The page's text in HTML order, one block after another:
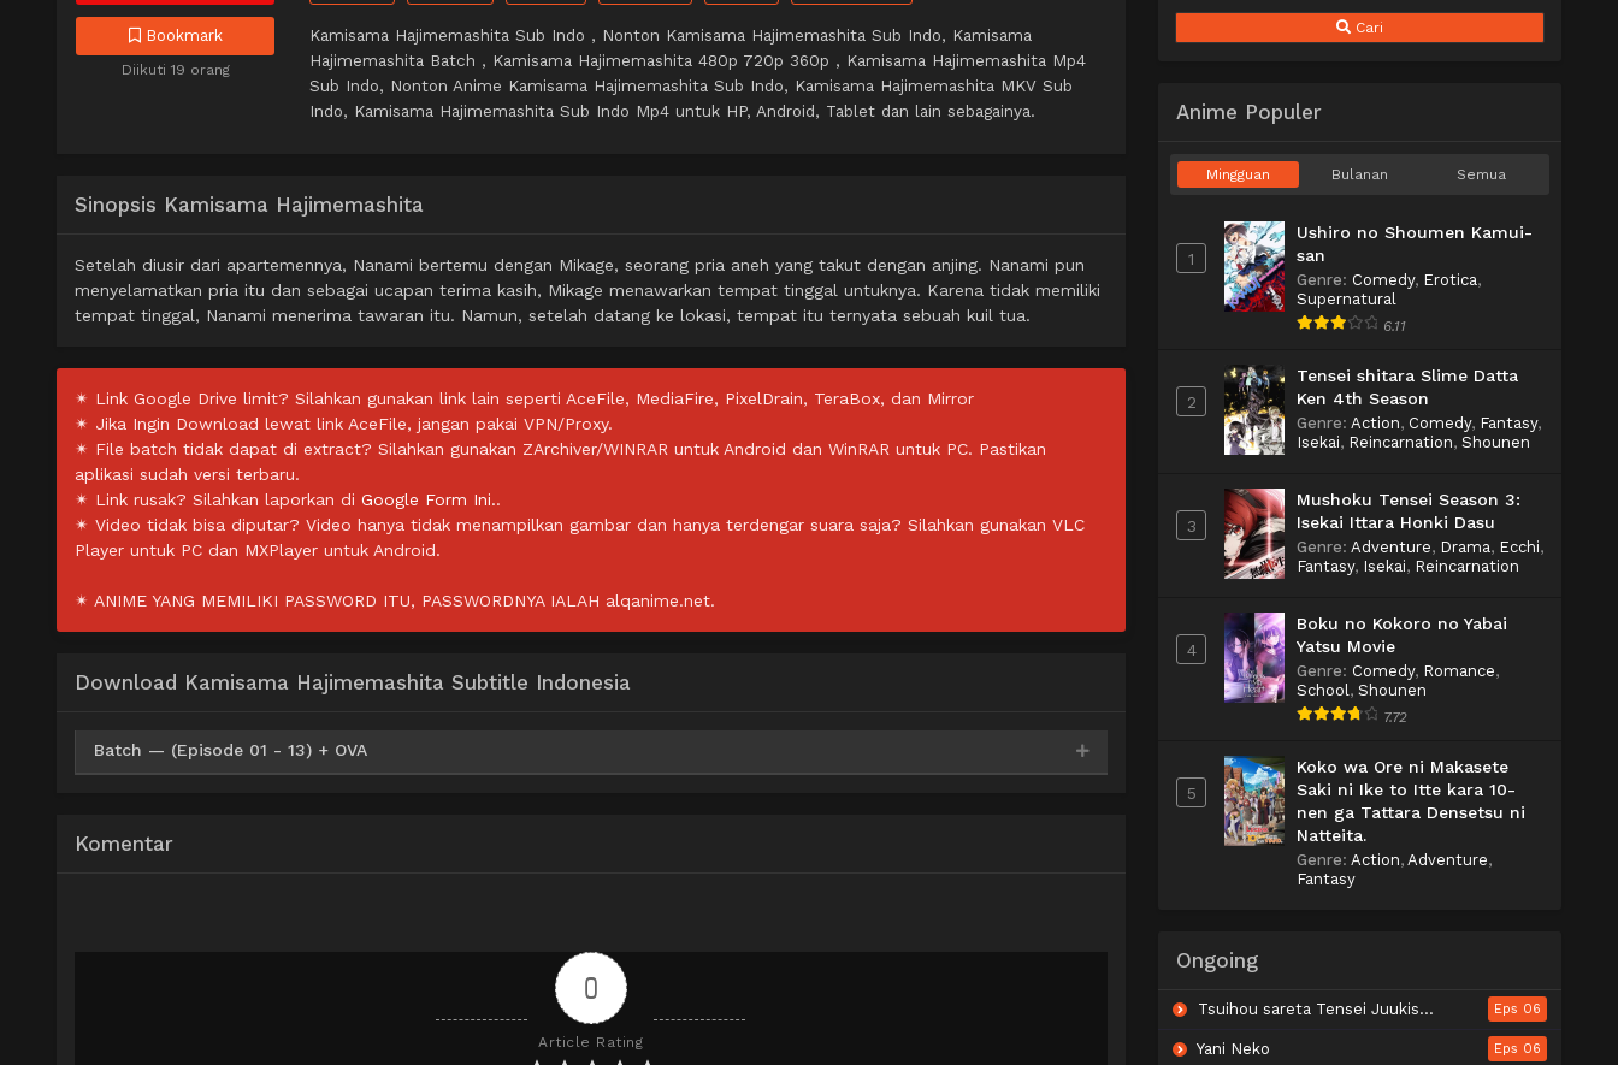
Bookmark
Diikuti 19 orang
Kamisama Hajimemashita Sub Indo , Nonton Kamisama Hajimemashita Sub Indo, Kamisama
Hajimemashita Batch , Kamisama Hajimemashita 480p 720p 360p , Kamisama Hajimemashita Mp4
Sub Indo, Nonton Anime Kamisama Hajimemashita Sub Indo, Kamisama Hajimemashita MKV Sub
Indo, Kamisama Hajimemashita Sub Indo Mp4 untuk HP, Android, Tablet dan lain sebagainya.
Sinopsis Kamisama Hajimemashita
Setelah diusir dari apartemennya, Nanami bertemu dengan Mikage, seorang pria aneh yang takut dengan anjing. Nanami pun
menyelamatkan pria itu dan sebagai ucapan terima kasih, Mikage menawarkan tempat tinggal untuknya. Karena tidak memiliki
tempat tinggal, Nanami menerima tawaran itu. Namun, setelah datang ke lokasi, tempat itu ternyata sebuah kuil tua.
✴ Link Google Drive limit? Silahkan gunakan link lain seperti AceFile, MediaFire, PixelDrain, TeraBox, dan Mirror
✴ Jika Ingin Download lewat link AceFile, jangan pakai VPN/Proxy.
✴ File batch tidak dapat di extract? Silahkan gunakan ZArchiver/WINRAR untuk Android dan WinRAR untuk PC. Pastikan
aplikasi sudah versi terbaru.
✴ Link rusak? Silahkan laporkan di Google Form Ini..
✴ Video tidak bisa diputar? Video hanya tidak menampilkan gambar dan hanya terdengar suara saja? Silahkan gunakan VLC
Player untuk PC dan MXPlayer untuk Android.
✴ ANIME YANG MEMILIKI PASSWORD ITU, PASSWORDNYA IALAH alqanime.net.
Download Kamisama Hajimemashita Subtitle Indonesia
Batch — (Episode 01 - 13) + OVA
Komentar
0
Article Rating
Cari
Anime Populer
Mingguan Bulanan Semua
1
Ushiro no Shoumen Kamui-
san
Genre: Comedy, Erotica,
Supernatural
6.11
2
Tensei shitara Slime Datta
Ken 4th Season
Genre: Action, Comedy, Fantasy,
Isekai, Reincarnation, Shounen
3
Mushoku Tensei Season 3:
Isekai Ittara Honki Dasu
Genre: Adventure, Drama, Ecchi,
Fantasy, Isekai, Reincarnation
4
Boku no Kokoro no Yabai
Yatsu Movie
Genre: Comedy, Romance,
School, Shounen
7.72
5
Koko wa Ore ni Makasete
Saki ni Ike to Itte kara 10-
nen ga Tattara Densetsu ni
Natteita.
Genre: Action, Adventure,
Fantasy
Ongoing
Tsuihou sareta Tensei Juukishi wa Game Chishiki de Musou suru Eps 06
Yani Neko Eps 06